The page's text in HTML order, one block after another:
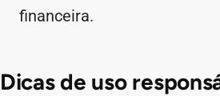
financeira.
Dicas de uso